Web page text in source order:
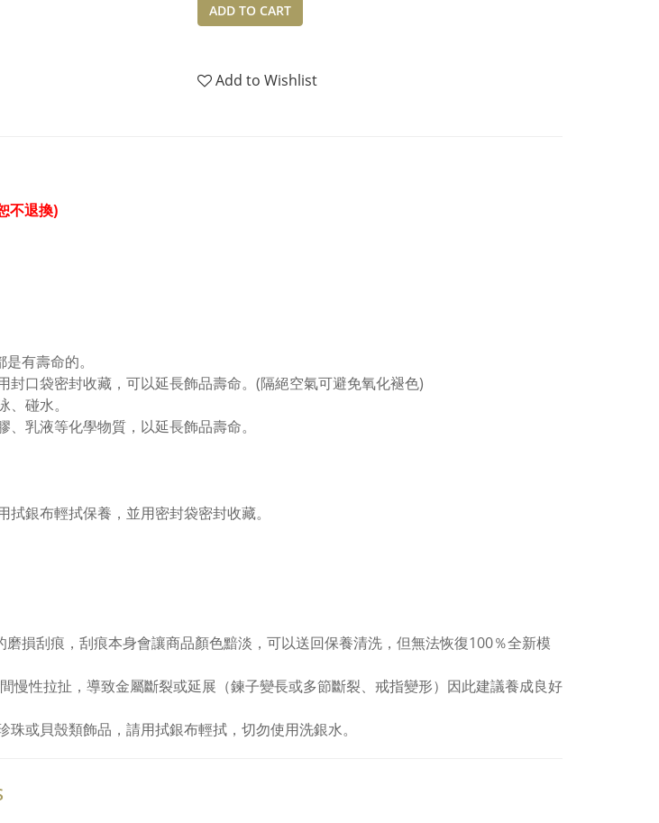
ADD TO CART
Add to Wishlist
不退換)
有壽命的。
口袋密封收藏，可以延長飾品壽命。(隔絕空氣可避免氧化褪色)
碰水。
乳液等化學物質，以延長飾品壽命。
銀布輕拭保養，並用密封袋密封收藏。
損刮痕，刮痕本身會讓商品顏色黯淡，可以送回保養清洗，但無法恢復100％全新模
慢性拉扯，導致金屬斷裂或延展（鍊子變長或多節斷裂、戒指變形）因此建議養成良好
或貝殼類飾品，請用拭銀布輕拭，切勿使用洗銀水。